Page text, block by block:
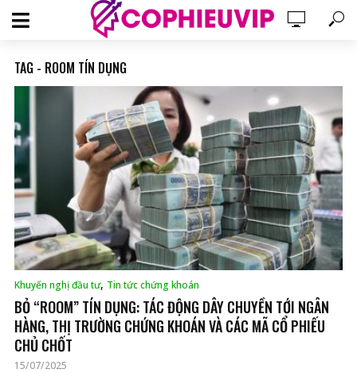
TAG - ROOM TÍN DỤNG
Khuyến nghị đầu tư, Tin tức chứng khoán
BỎ “ROOM” TÍN DỤNG: TÁC ĐỘNG DÂY CHUYỀN TỚI NGÂN
HÀNG, THỊ TRƯỜNG CHỨNG KHOÁN VÀ CÁC MÃ CỔ PHIẾU
CHỦ CHỐT
15/07/2025